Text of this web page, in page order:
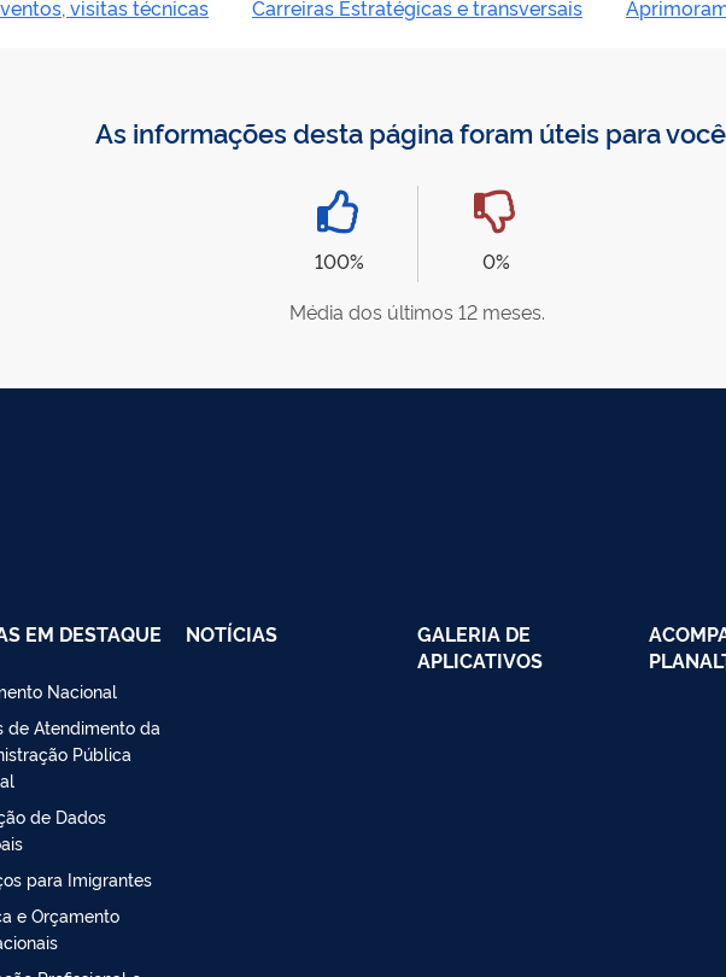
visitas técnicas Carreiras Estratégicas e transversais
As informações desta página foram úteis para
100%
0%
Média dos últimos 12 meses.
EM DESTAQUE
Nacional
de Atendimento da
Pública
de Dados
para Imigrantes
e Orçamento
NOTÍCIAS
GALERIA DE
APLICATIVOS